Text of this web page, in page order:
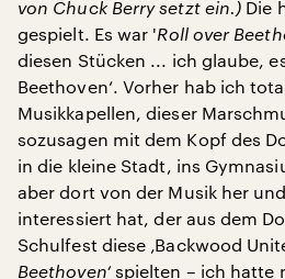
von Chuck Berry setzt ein.) Die
gespielt. Es war 'Roll over
diesen Stücken ... ich glaube,
Beethoven‘. Vorher hab ich
Musikkapellen, dieser
sozusagen mit dem Kopf des
in die kleine Stadt, ins
aber dort von der Musik her
interessiert hat, der aus dem
Schulfest diese ‚Backwood
Beethoven‘ spielten – ich hatte